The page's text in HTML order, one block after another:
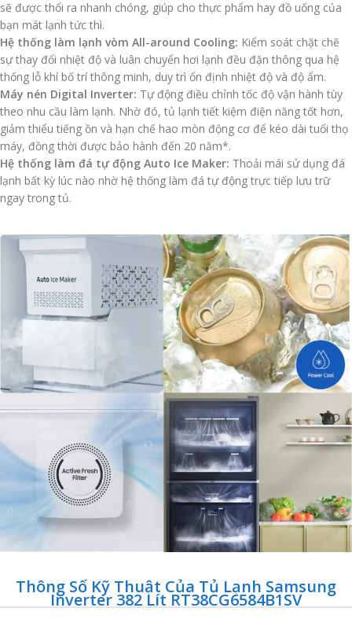
sẽ được thổi ra nhanh chóng, giúp cho thực phẩm hay đồ uống của
bạn mát lạnh tức thì.
Hệ thống làm lạnh vòm All-around Cooling: Kiểm soát chặt chẽ
sự thay đổi nhiệt độ và luân chuyển hơi lạnh đều đặn thông qua hệ
thống lỗ khí bố trí thông minh, duy trì ổn định nhiệt độ và độ ẩm.
Máy nén Digital Inverter: Tự động điều chỉnh tốc độ vận hành tùy
theo nhu cầu làm lạnh. Nhờ đó, tủ lạnh tiết kiệm điện năng tốt hơn,
giảm thiểu tiếng ồn và hạn chế hao mòn động cơ để kéo dài tuổi thọ
máy, đồng thời được bảo hành đến 20 năm*.
Hệ thống làm đá tự động Auto Ice Maker: Thoải mái sử dụng đá
lạnh bất kỳ lúc nào nhờ hệ thống làm đá tự động trực tiếp lưu trữ
ngay trong tủ.
Thông Số Kỹ Thuật Của Tủ Lạnh Samsung
Inverter 382 Lít RT38CG6584B1SV